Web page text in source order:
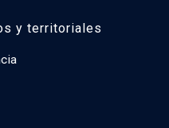
y territoriales